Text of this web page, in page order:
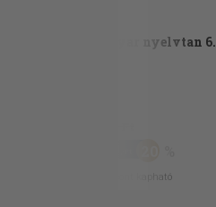
Magyar nyelvtan 6.
pont kapható